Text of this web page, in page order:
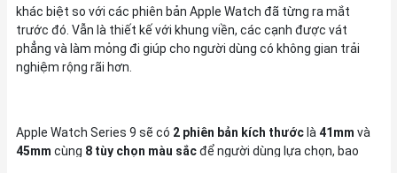
khác biệt so với các phiên bản Apple Watch đã từng ra mắt
trước đó. Vẫn là thiết kế với khung viền, các cạnh được vát
phẳng và làm mỏng đi giúp cho người dùng có không gian trải
nghiệm rộng rãi hơn.
Apple Watch Series 9 sẽ có 2 phiên bản kích thướclà 41mm và
45mm cùng 8 tùy chọn màu sắcđể người dùng lựa chọn, bao